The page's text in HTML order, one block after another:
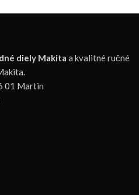
diely Makita a kvalitné ručné
01 Martin